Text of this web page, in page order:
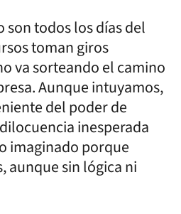
son todos los días del
toman giros
va sorteando el camino
Aunque intuyamos,
del poder de
inesperada
imaginado porque
aunque sin lógica ni